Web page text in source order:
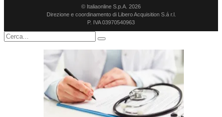
© Italiaonline S.p.A. 2026
Direzione e coordinamento di Libero Acquisition S.á r.l.
P. IVA 03970540963